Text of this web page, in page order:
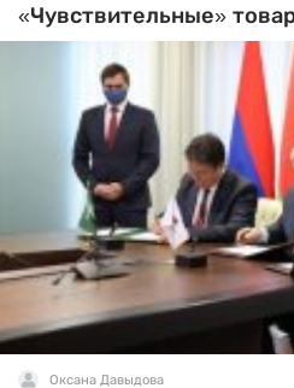
«Чувствительные»
Оксана Давыдова